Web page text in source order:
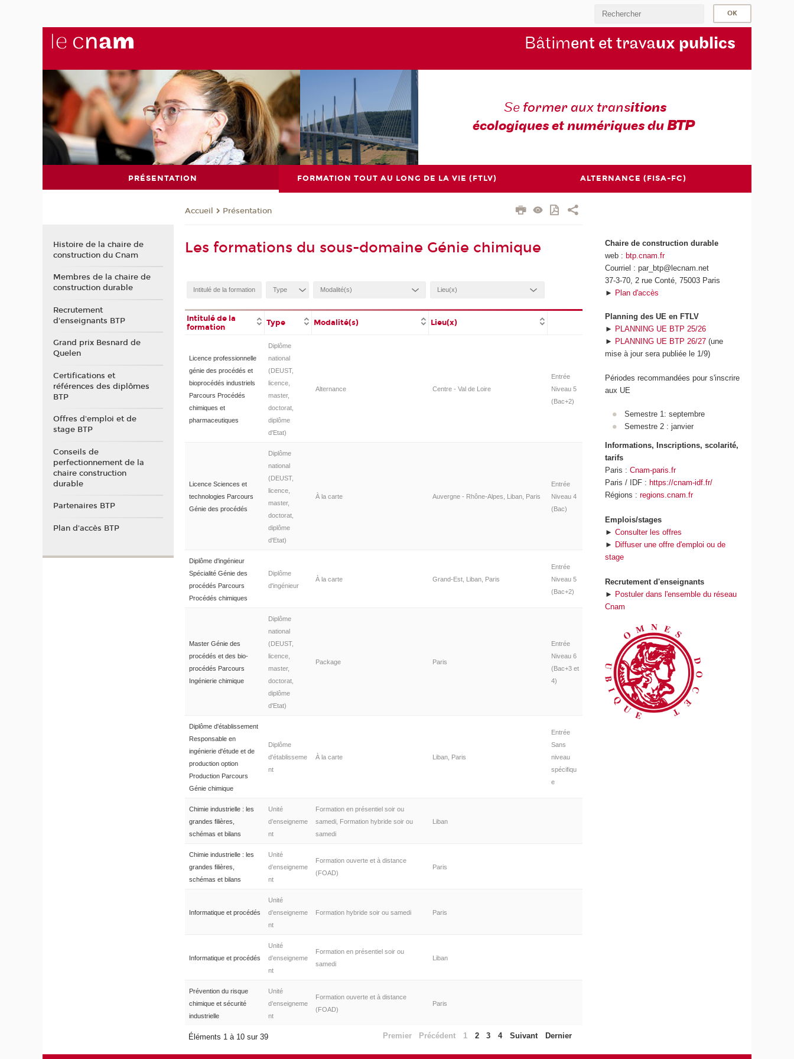
Bâtiment et travaux publics
Se former aux transitions
écologiques et numériques duBTP
PRÉSENTATION FORMATION TOUT AU LONG DE LA VIE (FTLV) ALTERNANCE (FISA-FC)
Accueil Présentation
Les formations du sous-domaine Génie chimique
Intitulé de la
formation
Type Modalité(s) Lieu(x)
Licence professionnelle
génie des procédés et
bioprocédés industriels
Parcours Procédés
chimiques et
pharmaceutiques
Diplôme
national
(DEUST,
licence,
master,
doctorat,
diplôme
d'Etat)
Alternance Centre - Val de Loire
Entrée
Niveau 5
(Bac+2)
Licence Sciences et
technologies Parcours
Génie des procédés
Diplôme
national
(DEUST,
licence,
master,
doctorat,
diplôme
d'Etat)
À la carte Auvergne - Rhône-Alpes, Liban, Paris
Entrée
Niveau 4
(Bac)
Diplôme d'ingénieur
Spécialité Génie des
procédés Parcours
Procédés chimiques
Diplôme
d'ingénieur
À la carte Grand-Est, Liban, Paris
Entrée
Niveau 5
(Bac+2)
Master Génie des
procédés et des bio-
procédés Parcours
Ingénierie chimique
Diplôme
national
(DEUST,
licence,
master,
doctorat,
diplôme
d'Etat)
Package Paris
Entrée
Niveau 6
(Bac+3 et
4)
Diplôme d'établissement
Responsable en
ingénierie d'étude et de
production option
Production Parcours
Génie chimique
Diplôme
d'établisseme
nt
À la carte Liban, Paris
Entrée
Sans
niveau
spécifiqu
e
Chimie industrielle : les
grandes filières,
schémas et bilans
Unité
d’enseigneme
nt
Formation en présentiel soir ou
samedi, Formation hybride soir ou
samedi
Liban
Chimie industrielle : les
grandes filières,
schémas et bilans
Unité
d’enseigneme
nt
Formation ouverte et à distance
(FOAD)
Paris
Informatique et procédés
Unité
d’enseigneme
nt
Formation hybride soir ou samedi Paris
Informatique et procédés
Unité
d’enseigneme
nt
Formation en présentiel soir ou
samedi
Liban
Prévention du risque
chimique et sécurité
industrielle
Unité
d’enseigneme
nt
Formation ouverte et à distance
(FOAD)
Paris
Éléments 1 à 10 sur 39 Premier Précédent 1 2 3 4 Suivant Dernier
Chaire de construction durable
web :btp.cnam.fr
Courriel : par_btp@lecnam.net
37-3-70, 2 rue Conté, 75003 Paris
► Plan d'accès
Planning des UE en FTLV
► PLANNING UE BTP 25/26
► PLANNING UE BTP 26/27 (une
mise à jour sera publiée le 1/9)
Périodes recommandées pour s'inscrire
aux UE
Semestre 1: septembre
Semestre 2 : janvier
Informations, Inscriptions, scolarité,
tarifs
Paris :Cnam-paris.fr
Paris / IDF :https://cnam-idf.fr/
Régions :regions.cnam.fr
Emplois/stages
►Consulter les offres
► Diffuser une offre d'emploi ou de
stage
Recrutement d'enseignants
► Postuler dans l'ensemble du réseau
Cnam
Histoire de la chaire de
construction du Cnam
Membres de la chaire de
construction durable
Recrutement
d'enseignants BTP
Grand prix Besnard de
Quelen
Certifications et
références des diplômes
BTP
Offres d'emploi et de
stage BTP
Conseils de
perfectionnement de la
chaire construction
durable
Partenaires BTP
Plan d'accès BTP